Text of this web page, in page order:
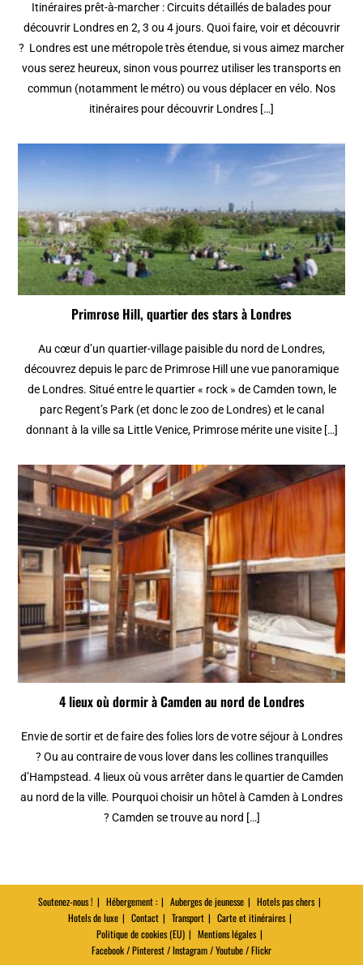
Itinéraires prêt-à-marcher : Circuits détaillés de balades pour
découvrir Londres en 2, 3 ou 4 jours. Quoi faire, voir et découvrir
? Londres est une métropole très étendue, si vous aimez marcher
vous serez heureux, sinon vous pourrez utiliser les transports en
commun (notamment le métro) ou vous déplacer en vélo. Nos
itinéraires pour découvrir Londres […]
Primrose Hill, quartier des stars à Londres
Au cœur d’un quartier-village paisible du nord de Londres,
découvrez depuis le parc de Primrose Hill une vue panoramique
de Londres. Situé entre le quartier « rock » de Camden town, le
parc Regent’s Park (et donc le zoo de Londres) et le canal
donnant à la ville sa Little Venice, Primrose mérite une visite […]
4 lieux où dormir à Camden au nord de Londres
Envie de sortir et de faire des folies lors de votre séjour à Londres
? Ou au contraire de vous lover dans les collines tranquilles
d’Hampstead. 4 lieux où vous arrêter dans le quartier de Camden
au nord de la ville. Pourquoi choisir un hôtel à Camden à Londres
? Camden se trouve au nord […]
Soutenez-nous ! Hébergement : Auberges de jeunesse
Hotels pas chers
Hotels de luxe
Contact Transport
Carte et itinéraires
Politique de cookies (EU)
Mentions légales
Facebook / Pinterest / Instagram / Youtube / Flickr